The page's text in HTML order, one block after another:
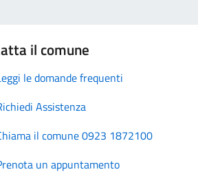
il comune
le domande frequenti
Assistenza
il comune 0923 1872100
un appuntamento